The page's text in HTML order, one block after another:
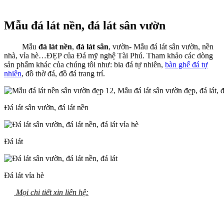
Mẫu đá lát nền, đá lát sân vườn
Mẫu đá lát nền, đá lát sân, vườn- Mẫu đá lát sân vườn, nền
nhà, vỉa hè…ĐẸP của Đá mỹ nghệ Tài Phú. Tham khảo các dòng
sản phẩm khác của chúng tôi như: bia đá tự nhiên, bàn ghế đá tự
nhiên, đồ thờ đá, đồ đá trang trí.
Đá lát sân vườn, đá lát nền
Đá lát
Đá lát vỉa hè
Mọi chi tiết xin liên hệ: